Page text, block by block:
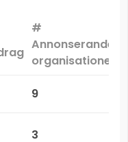
#
Annonserande
organisationer
9
3